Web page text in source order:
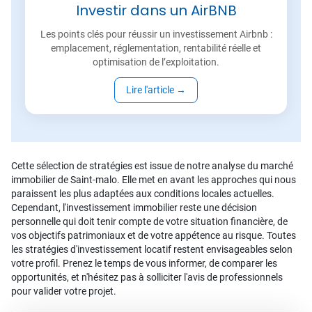
Investir dans un AirBNB
Les points clés pour réussir un investissement Airbnb :
emplacement, réglementation, rentabilité réelle et
optimisation de l’exploitation.
Lire l'article →
Cette sélection de stratégies est issue de notre analyse du marché
immobilier de Saint-malo. Elle met en avant les approches qui nous
paraissent les plus adaptées aux conditions locales actuelles.
Cependant, l'investissement immobilier reste une décision
personnelle qui doit tenir compte de votre situation financière, de
vos objectifs patrimoniaux et de votre appétence au risque. Toutes
les stratégies d'investissement locatif restent envisageables selon
votre profil. Prenez le temps de vous informer, de comparer les
opportunités, et n'hésitez pas à solliciter l'avis de professionnels
pour valider votre projet.